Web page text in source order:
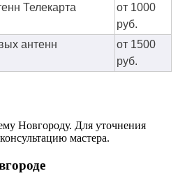
Телекарта
от 1000
руб.
антенн
от 1500
руб.
Новгороду. Для уточнения
мастера.